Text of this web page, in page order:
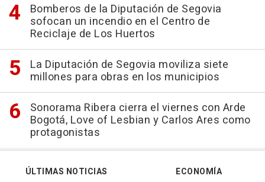
Bomberos de la Diputación de Segovia
sofocan un incendio en el Centro de
Reciclaje de Los Huertos
La Diputación de Segovia moviliza siete
millones para obras en los municipios
Sonorama Ribera cierra el viernes con Arde
Bogotá, Love of Lesbian y Carlos Ares como
protagonistas
ÚLTIMAS NOTICIAS
ECONOMÍA